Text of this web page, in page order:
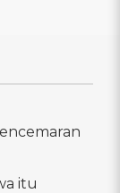
itu